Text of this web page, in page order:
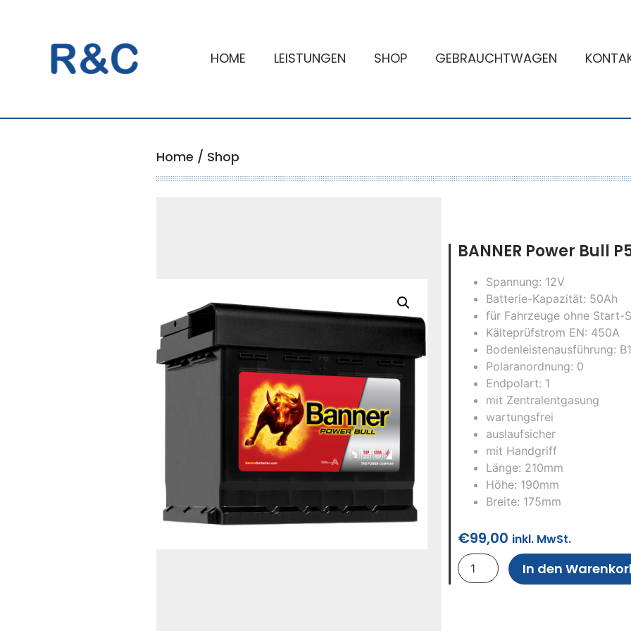
HOME LEISTUNGEN SHOP GEBRAUCHTWAGEN
Home / Shop
BANNER Power Bull
Spannung: 12V
Batterie-Kapazität: 50Ah
für Fahrzeuge ohne Start-
Kälteprüfstrom EN: 450A
Bodenleistenausführung:
Polaranordnung: 0
Endpolart: 1
mit Zentralentgasung
wartungsfrei
auslaufsicher
mit Handgriff
Länge: 210mm
Höhe: 190mm
Breite: 175mm
€99,00 inkl. MwSt.
In den